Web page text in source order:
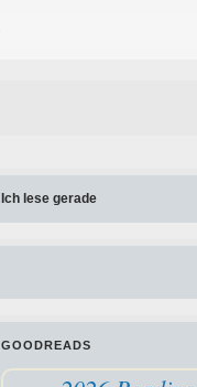
Ich lese gerade
GOODREADS